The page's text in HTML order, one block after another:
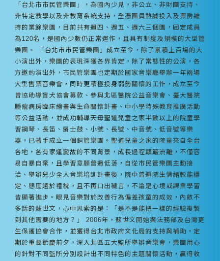
「台北市市民管樂團」，為國內少見，非公立、非財團支持、
非特定教學以及非教育系統支持，全憑團員熱誠投入及票房維
持的業餘樂團，目前共有週四、週五、週六三個團，固定成員
為120名，是國內少數仍正常運作，且具有制度及規模的大型管
樂團。 「台北市市民管樂團」成立至今，除了累積上百場的大
小演出外，樂團的表現深獲各界肯定，除了常態性的公演，各
方邀約演出外，市民管樂團也定期於國家音樂廳舉辦一年兩場
大型售票音樂會，同時更積極投身弱勢關懷的工作，成立至今
曾協助導盲犬協會募款、參與北區醫院公益音樂會、臺大醫院
腫瘤病房臨床繪畫與生命關懷計畫、中小學特殊教育推廣活動
等公益活動，並成功輔導天母聖道兒童之家半數以上的院童學
習鋼琴、長笛、爵士鼓、小號、長號、中音號、低音號等樂
器，已著手成立一個銅管樂團。聖道兒童之家的院童來自全台
各地，各有家逢變故的不同背景，成長過程顛簸流離，不僅容
易自暴自棄，且學習意願普遍低落，自從市民管樂團主動接
洽、舉辦兒少全人音樂培訓計畫後，院中普遍院生情緒較能穩
定、態度趨於禮貌，且不再口出穢言，不論是心境或課業學習
皆顯著進步。眼見音樂對於改善行為偏差孩童的成效，內斂不
多話的蘇世文，心中思索的是：「是不是能把一樣的經驗複製
到其他需要的地方？」 2006年，蘇世文開始與法務部及台灣更
生保護協會合作，並獲得台北市政府文化局的支持與補助，定
期於重要節慶前夕，深入北區五大監所舉辦音樂會，樂團用心
的針對不同監所分別設計出不同特色的主題關懷活動，贏得收